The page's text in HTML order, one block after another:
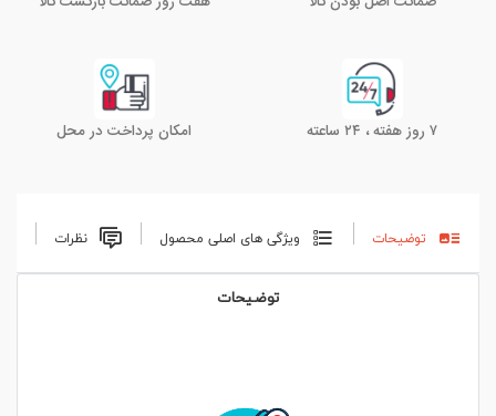
۷ روز هفته ، ۲۴ ساعته امکان پرداخت در محل
توضیحات ویژگی های اصلی محصول نظرات
توضیحات